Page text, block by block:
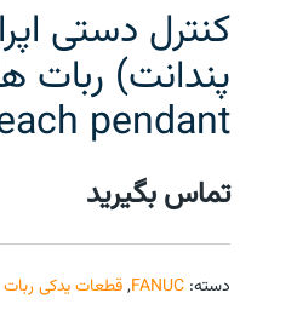
کنترل دستی
پندانت) ربات
pendant
تماس بگیرید
دسته: FANUC
,قطعات یدکی